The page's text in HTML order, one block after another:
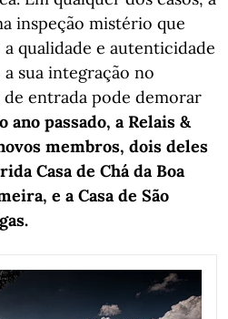
inspeção mistério que
qualidade e autenticidade
sua integração no
entrada pode demorar
ano passado, a Relais &
membros, dois deles
Casa de Chá da Boa
e a Casa de São